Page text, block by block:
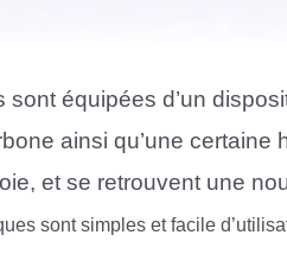
équipées d’un
ainsi qu’une certaine
et se retrouvent une
sont simples et facile